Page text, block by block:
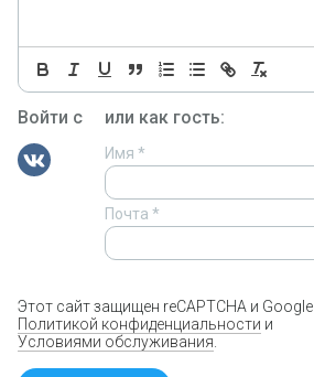
Войти с или как гость:
Имя *
Почта *
Этот сайт защищен reCAPTCHA и Google
Политикой конфиденциальности и
Условиями обслуживания